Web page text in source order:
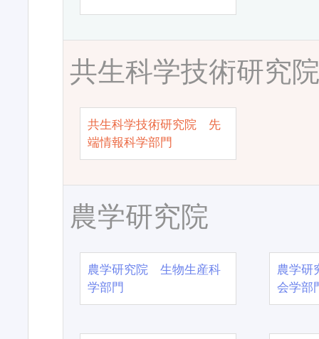
共生科学技術研究
共生科学技術研究院 先
端情報科学部門
農学研究院
農学研究院 生物生産科
学部門
農学
会学部